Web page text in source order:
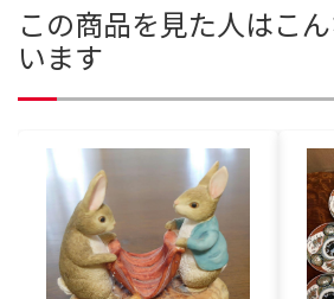
この商品を見た人はこ
います